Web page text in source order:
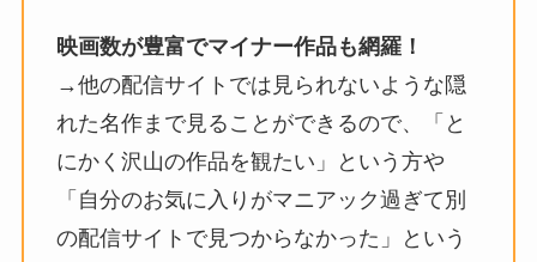
映画数が豊富でマイナー作品も網羅！
→他の配信サイトでは見られないような隠
れた名作まで見ることができるので、「と
にかく沢山の作品を観たい」という方や
「自分のお気に入りがマニアック過ぎて別
の配信サイトで見つからなかった」という